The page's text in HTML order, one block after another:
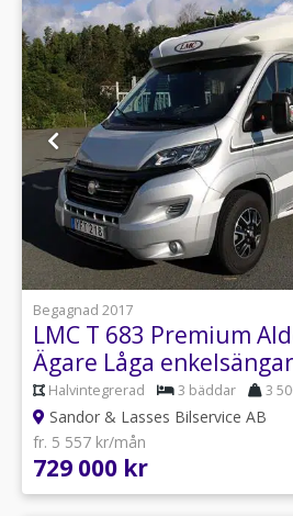
1
Begagnad 2017
LMC T 683 Premium
Ägare Låga enkelsängar
Halvintegrerad 3 bäddar 3
Sandor & Lasses Bilservice AB
fr. 5 557 kr/mån
729 000 kr